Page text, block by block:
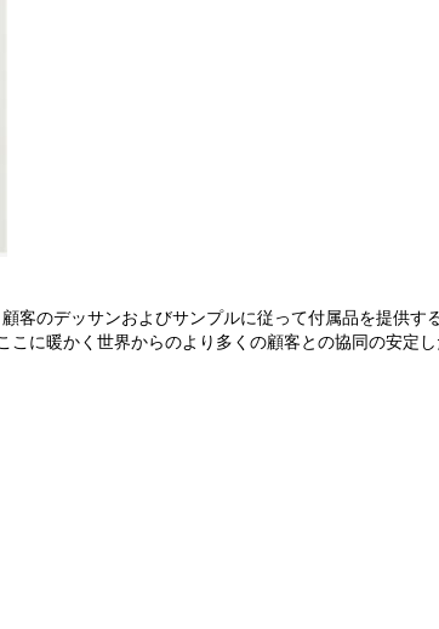
のデッサンおよびサンプルに従って付属品を提供する
に暖かく世界からのより多くの顧客との協同の安定し